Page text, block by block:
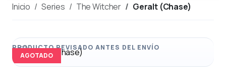
Inicio Series The Witcher Geralt (Chase)
AGOTADO